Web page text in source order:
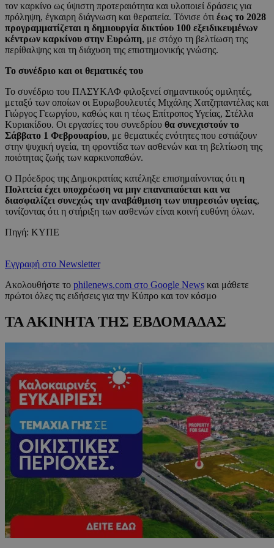
τον καρκίνο ως ύψιστη προτεραιότητα και υλοποιεί δράσεις για
πρόληψη, έγκαιρη διάγνωση και θεραπεία. Τόνισε ότι έως το 2028
προγραμματίζεται η δημιουργία δικτύου 100 εξειδικευμένων
κέντρων καρκίνου στην Ευρώπη, με στόχο τη βελτίωση της
περίθαλψης και τη διάχυση της επιστημονικής γνώσης.
Το συνέδριο και οι θεματικές του
Το συνέδριο του ΠΑΣΥΚΑΦ φιλοξενεί σημαντικούς ομιλητές,
μεταξύ των οποίων οι Ευρωβουλευτές Μιχάλης Χατζηπαντέλας και
Γιώργος Γεωργίου, καθώς και η τέως Επίτροπος Υγείας, Στέλλα
Κυριακίδου. Οι εργασίες του συνεδρίου θα συνεχιστούν το
Σάββατο 1 Φεβρουαρίου, με θεματικές ενότητες που εστιάζουν
στην ψυχική υγεία, τη φροντίδα των ασθενών και τη βελτίωση της
ποιότητας ζωής των καρκινοπαθών.
Ο Πρόεδρος της Δημοκρατίας κατέληξε επισημαίνοντας ότι η
Πολιτεία έχει υποχρέωση να μην επαναπαύεται και να
διασφαλίζει συνεχώς την αναβάθμιση των υπηρεσιών υγείας,
τονίζοντας ότι η στήριξη των ασθενών είναι κοινή ευθύνη όλων.
Πηγή: ΚΥΠΕ
Εγγραφή στο Newsletter
Ακολουθήστε το philenews.com στο Google News και μάθετε
πρώτοι όλες τις ειδήσεις για την Κύπρο και τον κόσμο
ΤΑ ΑΚΙΝΗΤΑ ΤΗΣ ΕΒΔΟΜΑΔΑΣ